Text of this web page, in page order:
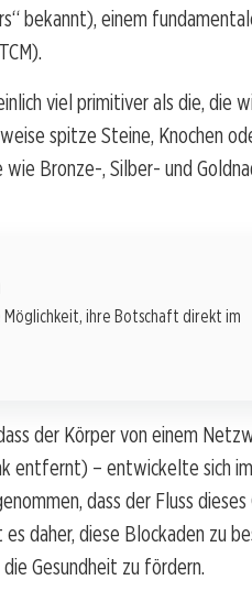
bekannt), einem
viel primitiver als die, die
spitze Steine, Knochen
Bronze-, Silber- und
ihre Botschaft direkt im
der Körper von einem
entfernt) – entwickelte sich
dass der Fluss dieses
daher, diese Blockaden zu
Gesundheit zu fördern.